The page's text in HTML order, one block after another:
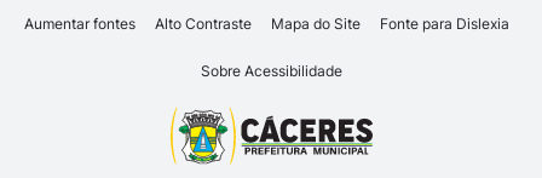
Seção de atalhos e links
Ir para o conteúdo [alt+1]
Ir para o rodapé [alt+4]
Aumentar fontes Alto Contraste Mapa do Site Fonte para Dislexia
Sobre Acessibilidade
Seção do menu principal